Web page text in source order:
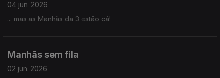
04 jun. 2026
... mas as Manhãs da 3 estão cá!
Manhãs sem fila
02 jun. 2026